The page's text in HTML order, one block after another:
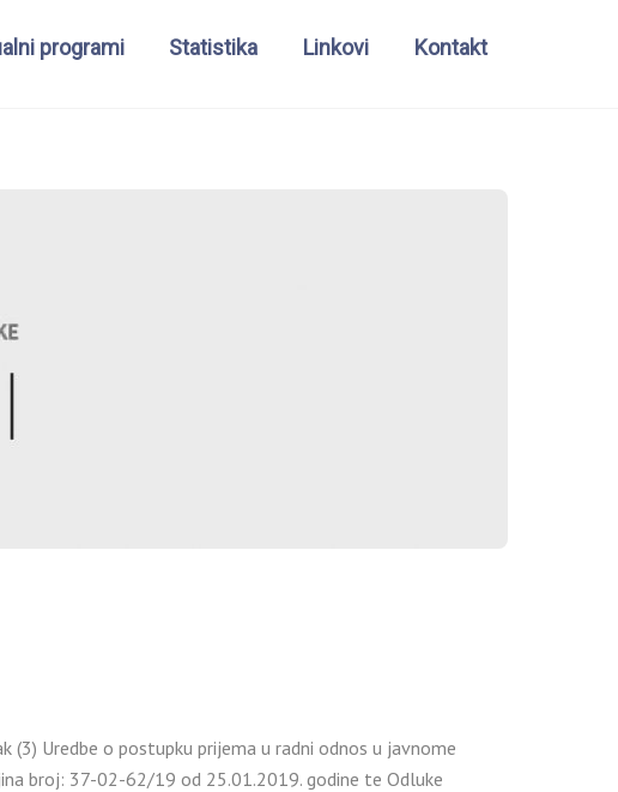
programi Statistika Linkovi Kontakt
Uredbe o postupku prijema u radni odnos u javnome
broj: 37-02-62/19 od 25.01.2019. godine te Odluke